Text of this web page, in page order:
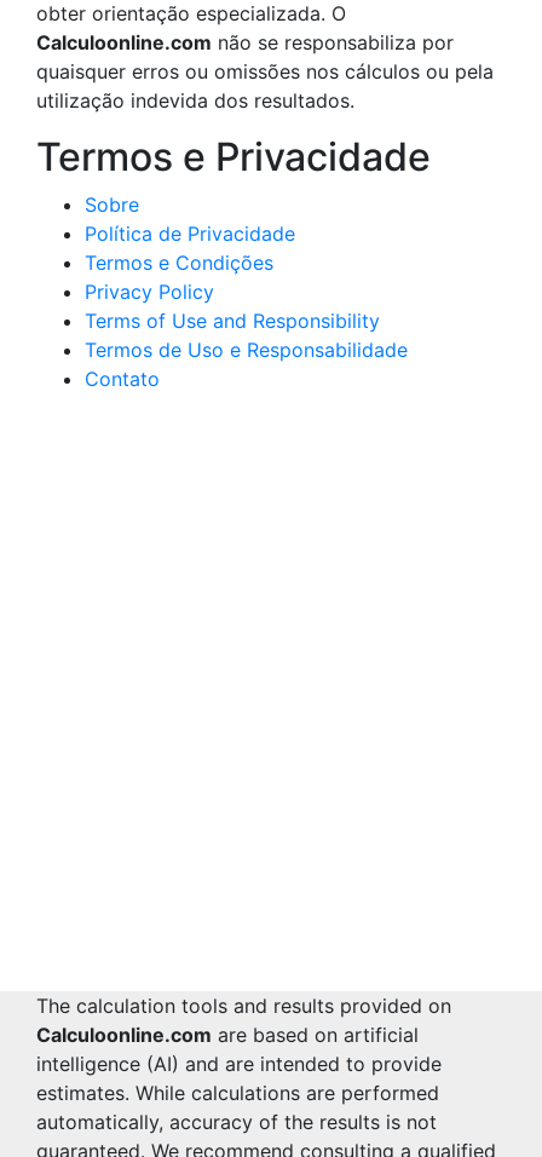
obter orientação especializada. O
Calculoonline.com não se responsabiliza por
quaisquer erros ou omissões nos cálculos ou pela
utilização indevida dos resultados.
Termos e Privacidade
Sobre
Política de Privacidade
Termos e Condições
Privacy Policy
Terms of Use and Responsibility
Termos de Uso e Responsabilidade
Contato
The calculation tools and results provided on
Calculoonline.com are based on artificial
intelligence (AI) and are intended to provide
estimates. While calculations are performed
automatically, accuracy of the results is not
guaranteed. We recommend consulting a qualified